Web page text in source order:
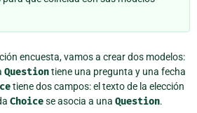
encuesta, vamos a crear dos modelos:
Questiontiene una pregunta y una fecha
tiene dos campos: el texto de la elección
Choicese asocia a una Question.